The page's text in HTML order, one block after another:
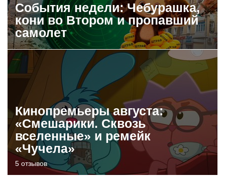
События недели: Чебурашка,
кони во Втором и пропавший
самолет
Кинопремьеры августа:
«Смешарики. Сквозь
вселенные» и ремейк
«Чучела»
5 отзывов